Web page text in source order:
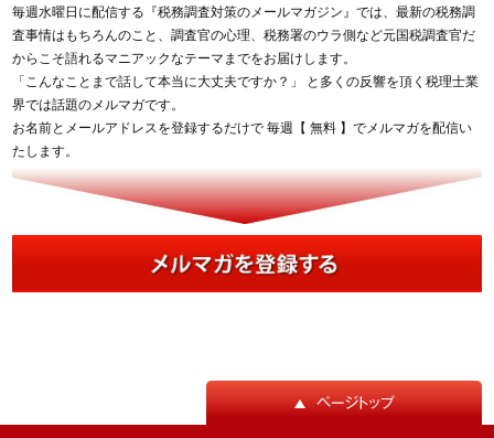
毎週水曜日に配信する『税務調査対策のメールマガジン』では、最新の税務調
査事情はもちろんのこと、調査官の心理、税務署のウラ側など元国税調査官だ
からこそ語れるマニアックなテーマまでをお届けします。
「こんなことまで話して本当に大丈夫ですか？」 と多くの反響を頂く税理士業
界では話題のメルマガです。
お名前とメールアドレスを登録するだけで 毎週【 無料 】でメルマガを配信い
たします。